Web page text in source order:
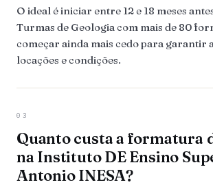
O ideal é iniciar entre 12 e 18 meses
Turmas de Geologia com mais de 80
começar ainda mais cedo para garantir
locações e condições.
03
Quanto custa a formatura
na Instituto DE Ensino
Antonio INESA?